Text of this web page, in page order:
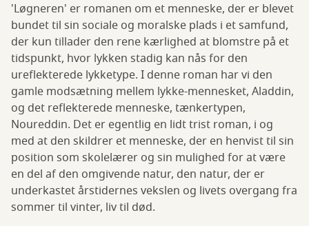
'Løgneren' er romanen om et menneske, der er blevet
bundet til sin sociale og moralske plads i et samfund,
der kun tillader den rene kærlighed at blomstre på et
tidspunkt, hvor lykken stadig kan nås for den
ureflekterede lykketype. I denne roman har vi den
gamle modsætning mellem lykke-mennesket, Aladdin,
og det reflekterede menneske, tænkertypen,
Noureddin. Det er egentlig en lidt trist roman, i og
med at den skildrer et menneske, der en henvist til sin
position som skolelærer og sin mulighed for at være
en del af den omgivende natur, den natur, der er
underkastet årstidernes vekslen og livets overgang fra
sommer til vinter, liv til død.